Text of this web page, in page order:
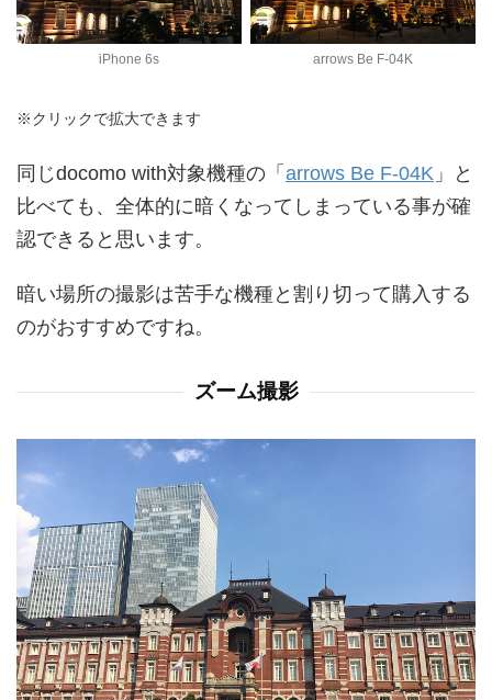
iPhone 6s arrows Be F-04K
※クリックで拡大できます
同じdocomo with対象機種の「 arrows Be F-04K 」と
比べても、全体的に暗くなってしまっている事が確
認できると思います。
暗い場所の撮影は苦手な機種と割り切って購入する
のがおすすめですね。
ズーム撮影